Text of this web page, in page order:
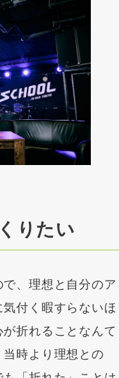
りたい
、理想と自分のア
付く暇すらないほ
折れることなんて
時より理想との